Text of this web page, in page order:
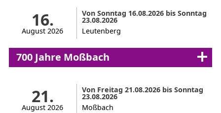
16.
August 2026
Von Sonntag 16.08.2026 bis Sonntag
23.08.2026
Leutenberg
700 Jahre Moßbach
21.
August 2026
Von Freitag 21.08.2026 bis Sonntag
23.08.2026
Moßbach